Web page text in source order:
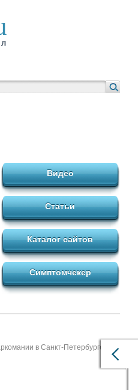
Видео
Статьи
Каталог сайтов
Симптомчекер
в Санкт-Петербурге -